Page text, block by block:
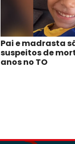
Pai e madrasta
suspeitos de
anos no TO